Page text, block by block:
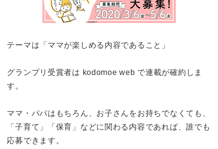
テーマは「ママが楽しめる内容であること」
グランプリ受賞者は kodomoe web で連載が確約しま
す。
ママ・パパはもちろん、お子さんをお持ちでなくても、
「子育て」「保育」などに関わる内容であれば、誰でも
応募できます。